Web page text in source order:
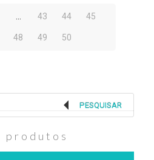
43 44 45
48 49 50
PESQUISAR
produtos